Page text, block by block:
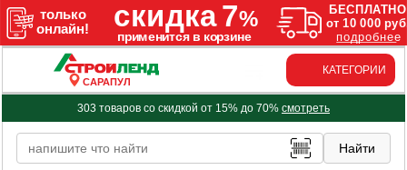
САРАПУЛ
КАТЕГОРИИ
303 товаров со скидкой от 15% до 70% смотреть